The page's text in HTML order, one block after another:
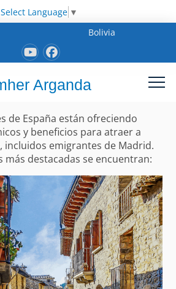
Select Language ▼
Bolivia
Arganda
de España están ofreciendo
y beneficios para atraer a
incluidos emigrantes de Madrid.
más destacadas se encuentran: